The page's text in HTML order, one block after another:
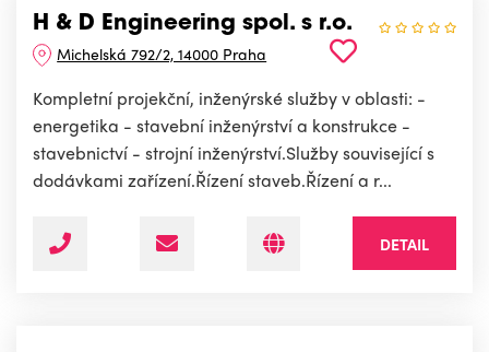
H & D Engineering spol. s r.o.
Michelská 792/2, 14000 Praha
Kompletní projekční, inženýrské služby v oblasti: -
energetika - stavební inženýrství a konstrukce -
stavebnictví - strojní inženýrství.Služby související s
dodávkami zařízení.Řízení staveb.Řízení a r...
DETAIL